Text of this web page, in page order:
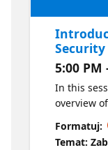
Security
5:00 PM
In this
overview
features
scanning,
Formatuj:
Temat: